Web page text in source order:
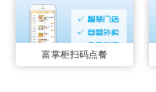
富掌柜扫码点餐